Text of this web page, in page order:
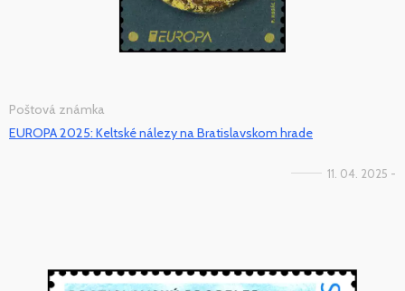
Poštová známka
EUROPA 2025: Keltské nálezy na Bratislavskom hrade
11. 04. 2025 -